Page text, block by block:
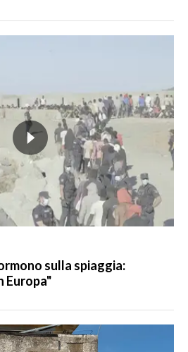
sulla spiaggia:
Europa"